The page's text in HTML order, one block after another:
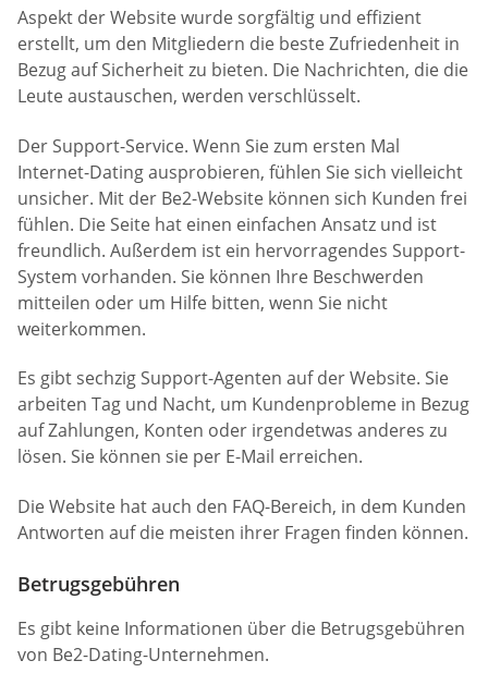
Aspekt der Website wurde sorgfältig und effizient
erstellt, um den Mitgliedern die beste Zufriedenheit in
Bezug auf Sicherheit zu bieten. Die Nachrichten, die die
Leute austauschen, werden verschlüsselt.
Der Support-Service. Wenn Sie zum ersten Mal
Internet-Dating ausprobieren, fühlen Sie sich vielleicht
unsicher. Mit der Be2-Website können sich Kunden frei
fühlen. Die Seite hat einen einfachen Ansatz und ist
freundlich. Außerdem ist ein hervorragendes Support-
System vorhanden. Sie können Ihre Beschwerden
mitteilen oder um Hilfe bitten, wenn Sie nicht
weiterkommen.
Es gibt sechzig Support-Agenten auf der Website. Sie
arbeiten Tag und Nacht, um Kundenprobleme in Bezug
auf Zahlungen, Konten oder irgendetwas anderes zu
lösen. Sie können sie per E-Mail erreichen.
Die Website hat auch den FAQ-Bereich, in dem Kunden
Antworten auf die meisten ihrer Fragen finden können.
Betrugsgebühren
Es gibt keine Informationen über die Betrugsgebühren
von Be2-Dating-Unternehmen.